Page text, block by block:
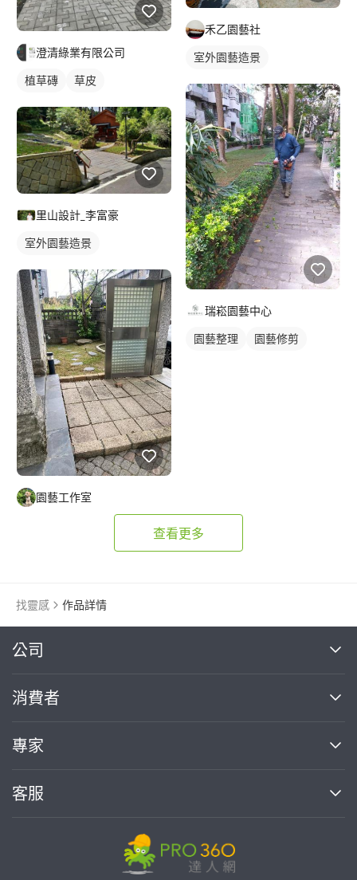
澄清綠業有限公司
植草磚 草皮
里山設計_李富豪
室外園藝造景
園藝工作室
禾乙園藝社
室外園藝造景
瑞崧園藝中心
園藝整理 園藝修剪
查看更多
找靈感 作品詳情
公司
關於我們
部落格
加入我們
消費者
買服務
熱門服務
專家
案件中心
客服
繼續完成